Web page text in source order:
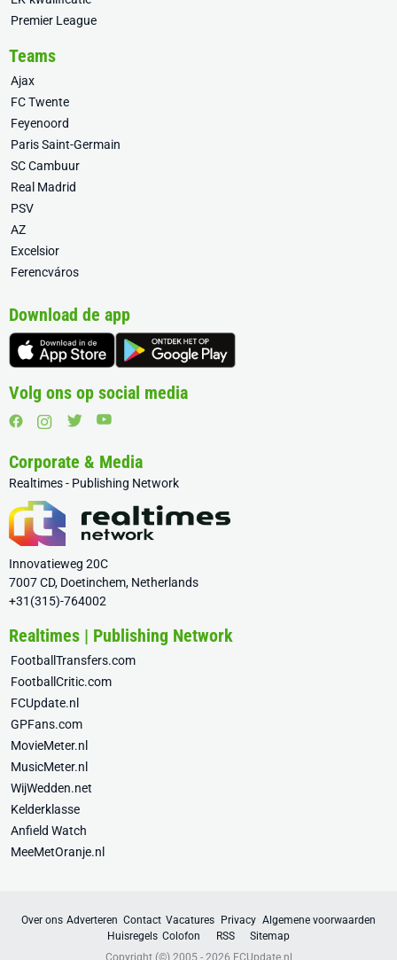
Premier League
Teams
Ajax
FC Twente
Feyenoord
Paris Saint-Germain
SC Cambuur
Real Madrid
PSV
AZ
Excelsior
Ferencváros
Download de app
Volg ons op social media
Corporate & Media
Realtimes - Publishing Network
Innovatieweg 20C
7007 CD, Doetinchem, Netherlands
+31(315)-764002
Realtimes | Publishing Network
FootballTransfers.com
FootballCritic.com
FCUpdate.nl
GPFans.com
MovieMeter.nl
MusicMeter.nl
WijWedden.net
Kelderklasse
Anfield Watch
MeeMetOranje.nl
Over ons Adverteren Contact Vacatures Privacy Algemene voorwaarden
Huisregels Colofon RSS
Sitemap
Copyright (©) 2005 - 2026 FCUpdate.nl